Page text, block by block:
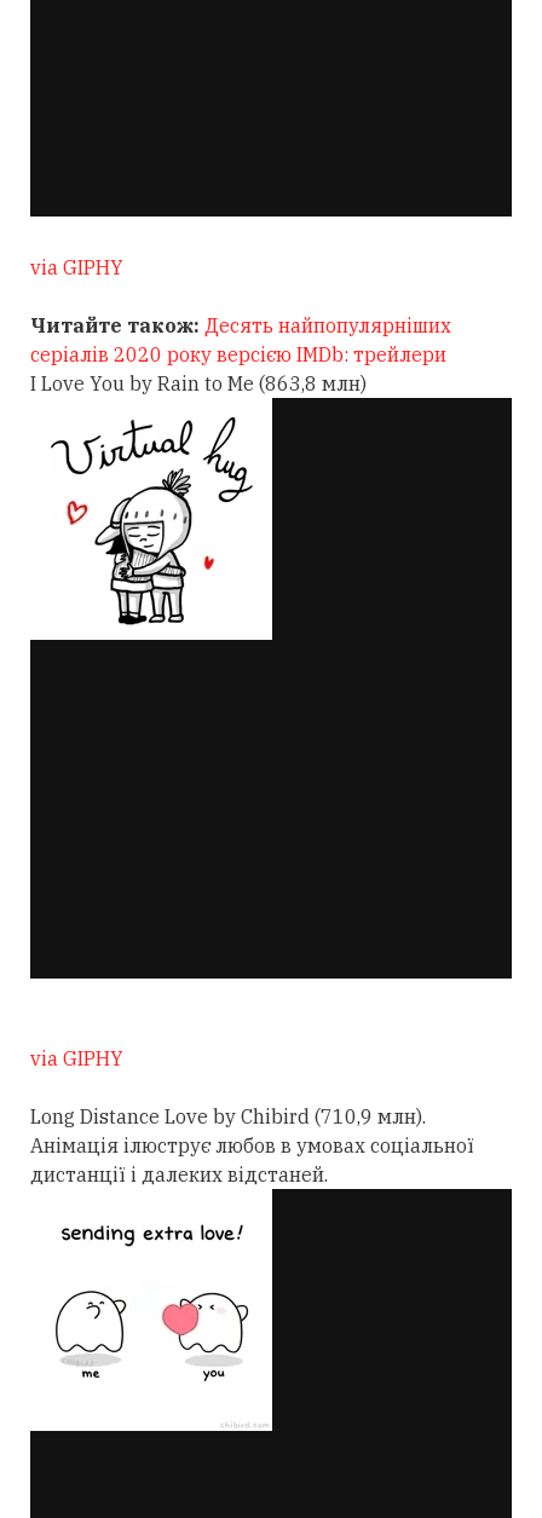
via GIPHY
Читайте також: Десять найпопулярніших
серіалів 2020 року версією IMDb: трейлери
I Love You by Rain to Me (863,8 млн)
via GIPHY
Long Distance Love by Chibird (710,9 млн).
Анімація ілюструє любов в умовах соціальної
дистанції і далеких відстаней.